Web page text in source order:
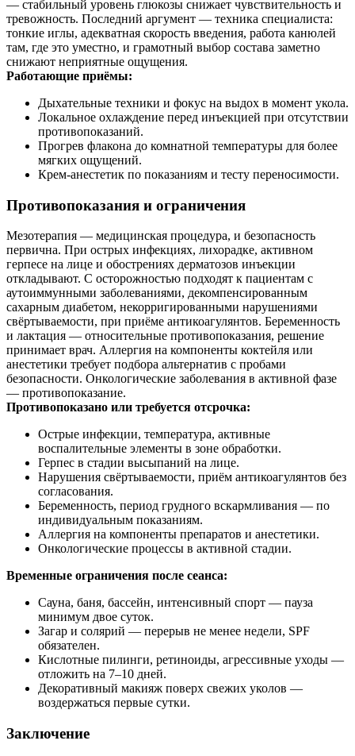
— стабильный уровень глюкозы снижает чувствительность и
тревожность. Последний аргумент — техника специалиста:
тонкие иглы, адекватная скорость введения, работа канюлей
там, где это уместно, и грамотный выбор состава заметно
снижают неприятные ощущения.
Работающие приёмы:
Дыхательные техники и фокус на выдох в момент укола.
Локальное охлаждение перед инъекцией при отсутствии
противопоказаний.
Прогрев флакона до комнатной температуры для более
мягких ощущений.
Крем-анестетик по показаниям и тесту переносимости.
Противопоказания и ограничения
Мезотерапия — медицинская процедура, и безопасность
первична. При острых инфекциях, лихорадке, активном
герпесе на лице и обострениях дерматозов инъекции
откладывают. С осторожностью подходят к пациентам с
аутоиммунными заболеваниями, декомпенсированным
сахарным диабетом, некорригированными нарушениями
свёртываемости, при приёме антикоагулянтов. Беременность
и лактация — относительные противопоказания, решение
принимает врач. Аллергия на компоненты коктейля или
анестетики требует подбора альтернатив с пробами
безопасности. Онкологические заболевания в активной фазе
— противопоказание.
Противопоказано или требуется отсрочка:
Острые инфекции, температура, активные
воспалительные элементы в зоне обработки.
Герпес в стадии высыпаний на лице.
Нарушения свёртываемости, приём антикоагулянтов без
согласования.
Беременность, период грудного вскармливания — по
индивидуальным показаниям.
Аллергия на компоненты препаратов и анестетики.
Онкологические процессы в активной стадии.
Временные ограничения после сеанса:
Сауна, баня, бассейн, интенсивный спорт — пауза
минимум двое суток.
Загар и солярий — перерыв не менее недели, SPF
обязателен.
Кислотные пилинги, ретиноиды, агрессивные уходы —
отложить на 7–10 дней.
Декоративный макияж поверх свежих уколов —
воздержаться первые сутки.
Заключение